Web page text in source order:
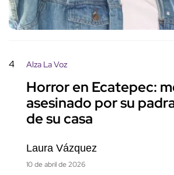
4 Alza La Voz
Horror en Ecatepec:
asesinado por su
de su casa
Laura Vázquez
10 de abril de 2026